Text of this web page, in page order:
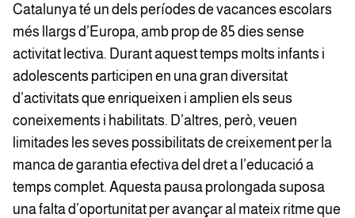
Catalunya té un dels períodes de vacances escolars
més llargs d’Europa, amb prop de 85 dies sense
activitat lectiva. Durant aquest temps molts infants i
adolescents participen en una gran diversitat
d’activitats que enriqueixen i amplien els seus
coneixements i habilitats. D’altres, però, veuen
limitades les seves possibilitats de creixement per la
manca de garantia efectiva del dret a l’educació a
temps complet. Aquesta pausa prolongada suposa
una falta d’oportunitat per avançar al mateix ritme que